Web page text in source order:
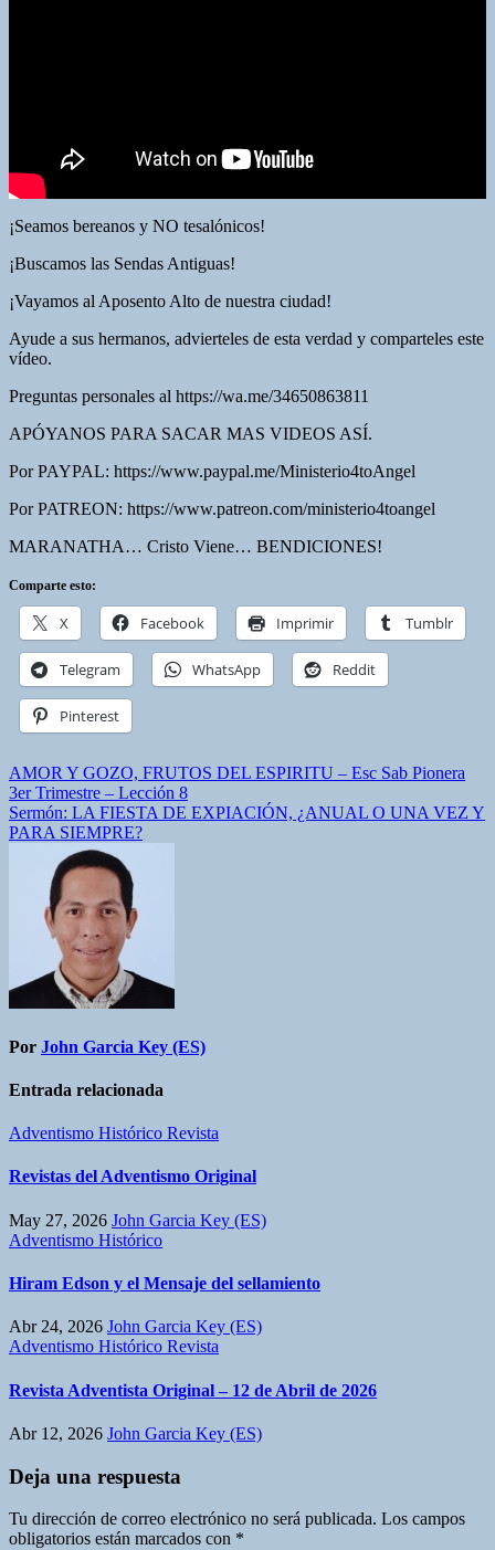
¡Seamos bereanos y NO tesalónicos!
¡Buscamos las Sendas Antiguas!
¡Vayamos al Aposento Alto de nuestra ciudad!
Ayude a sus hermanos, advierteles de esta verdad y comparteles este
vídeo.
Preguntas personales al https://wa.me/34650863811
APÓYANOS PARA SACAR MAS VIDEOS ASÍ.
Por PAYPAL: https://www.paypal.me/Ministerio4toAngel
Por PATREON: https://www.patreon.com/ministerio4toangel
MARANATHA… Cristo Viene… BENDICIONES!
Comparte esto:
X Facebook Imprimir Tumblr
Telegram WhatsApp Reddit
Pinterest
Navegación
de
entradas
AMOR Y GOZO, FRUTOS DEL ESPIRITU – Esc Sab Pionera
3er Trimestre – Lección 8
Sermón: LA FIESTA DE EXPIACIÓN, ¿ANUAL O UNA VEZ Y
PARA SIEMPRE?
Por John Garcia Key (ES)
Entrada relacionada
Adventismo Histórico Revista
Revistas del Adventismo Original
May 27, 2026 John Garcia Key (ES)
Adventismo Histórico
Hiram Edson y el Mensaje del sellamiento
Abr 24, 2026 John Garcia Key (ES)
Adventismo Histórico Revista
Revista Adventista Original – 12 de Abril de 2026
Abr 12, 2026 John Garcia Key (ES)
Deja una respuesta
Tu dirección de correo electrónico no será publicada. Los campos
obligatorios están marcados con *